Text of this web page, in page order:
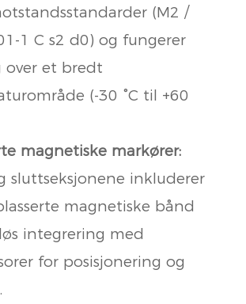
(M2 /
1 C s2 d0) og fungerer
over et bredt
(-30 °C til +60
magnetiske markører:
sluttseksjonene inkluderer
magnetiske bånd
integrering med
for posisjonering og